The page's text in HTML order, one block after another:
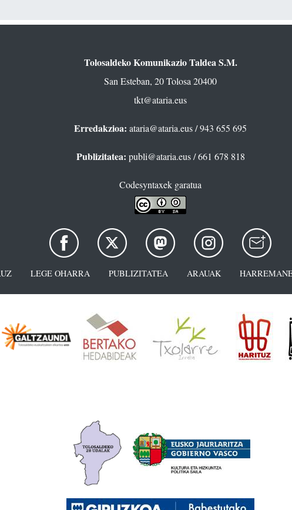
Tolosaldeko Komunikazio Taldea S.M.
San Esteban, 20 Tolosa 20400
tkt@ataria.eus
Erredakzioa: ataria@ataria.eus/ 943 655 695
Publizitatea: publi@ataria.eus/ 661 678 818
Codesyntaxek garatua
LEGE OHARRA PUBLIZITATEA ARAUAK